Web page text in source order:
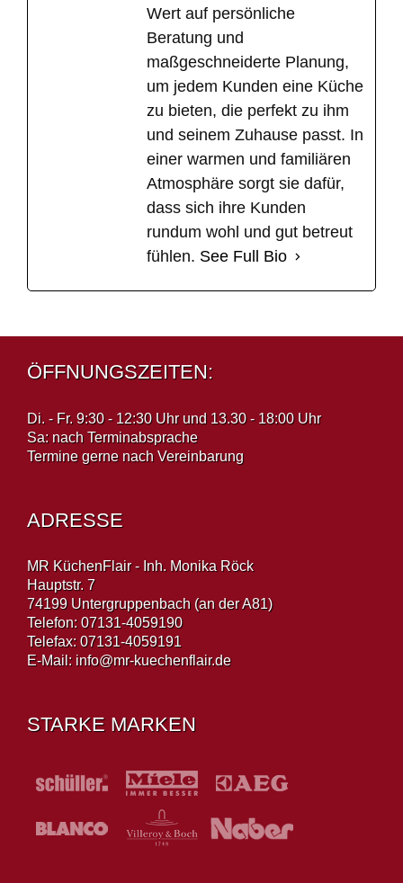
Wert auf persönliche
Beratung und
maßgeschneiderte Planung,
um jedem Kunden eine Küche
zu bieten, die perfekt zu ihm
und seinem Zuhause passt. In
einer warmen und familiären
Atmosphäre sorgt sie dafür,
dass sich ihre Kunden
rundum wohl und gut betreut
fühlen. See Full Bio
ÖFFNUNGSZEITEN:
Di. - Fr. 9:30 - 12:30 Uhr und 13.30 - 18:00 Uhr
Sa: nach Terminabsprache
Termine gerne nach Vereinbarung
ADRESSE
MR KüchenFlair - Inh. Monika Röck
Hauptstr. 7
74199 Untergruppenbach (an der A81)
Telefon: 07131-4059190
Telefax: 07131-4059191
E-Mail: info@mr-kuechenflair.de
STARKE MARKEN